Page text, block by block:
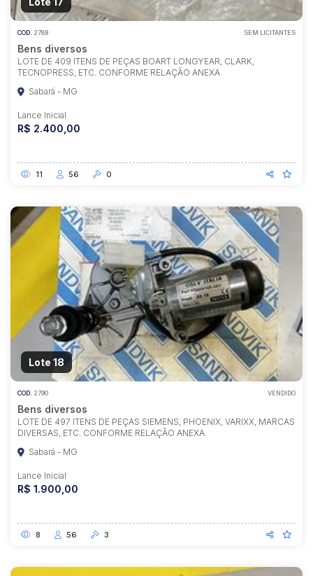
COD. 2789 SEM LICITANTES
Bens diversos
LOTE DE 409 ITENS DE PEÇAS BOART LONGYEAR, CLARK,
TECNOPRESS, ETC. CONFORME RELAÇÃO ANEXA
Sabará - MG
Lance Inicial
R$ 2.400,00
11 56 0
Lote 18
COD. 2790 VENDIDO
Bens diversos
LOTE DE 497 ITENS DE PEÇAS SIEMENS, PHOENIX, VARIXX, MARCAS
DIVERSAS, ETC. CONFORME RELAÇÃO ANEXA.
Sabará - MG
Lance Inicial
R$ 1.900,00
8 56 3